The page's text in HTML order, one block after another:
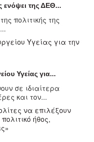
ενόψει της ΔΕΘ...
πολιτικής της
Υγείας για...
σε ιδιαίτερα
και τον...